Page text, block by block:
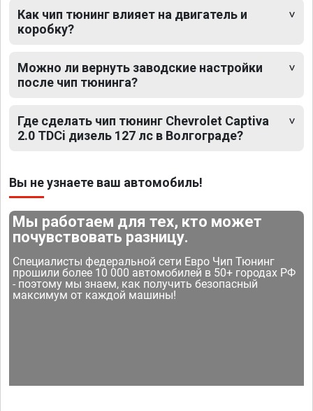
Как чип тюнинг влияет на двигатель и
коробку?
Можно ли вернуть заводские настройки
после чип тюнинга?
Где сделать чип тюнинг Chevrolet Captiva
2.0 TDCi дизель 127 лс в Волгограде?
Вы не узнаете ваш автомобиль!
Мы работаем для тех, кто может
почувствовать разницу.
Специалисты федеральной сети Евро Чип Тюнинг
прошили более 10 000 автомобилей в 50+ городах РФ
- поэтому мы знаем, как получить безопасный
максимум от каждой машины!